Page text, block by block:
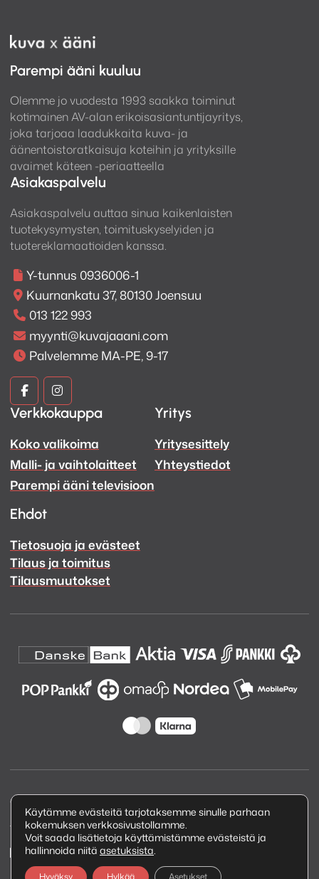
Parempi ääni kuuluu
Olemme jo vuodesta 1993 saakka toiminut
kotimainen AV-alan erikoisasiantuntijayritys,
joka tarjoaa laadukkaita kuva- ja
äänentoistoratkaisuja koteihin ja yrityksille
avaimet käteen -periaatteella
Asiakaspalvelu
Asiakaspalvelu auttaa sinua kaikenlaisten
tuotekysymysten, toimituskyselyiden ja
tuotereklamaatioiden kanssa.
Y-tunnus 0936006-1
Kuurnankatu 37, 80130 Joensuu
013 122 993
myynti@kuvajaaani.com
Palvelemme MA-PE, 9-17
Kuva
ja
Ääni
Facebook
Kuva
ja
Ääni
Instagram
Verkkokauppa
Koko valikoima
Malli- ja vaihtolaitteet
Parempi ääni televisioon
Yritys
Yritysesittely
Yhteystiedot
Ehdot
Tietosuoja ja evästeet
Tilaus ja toimitus
Tilausmuutokset
Copyright © 2026 Kuva ja Ääni Oy
Tietosuojaseloste
Käytämme evästeitä tarjotaksemme sinulle parhaan
kokemuksen verkkosivustollamme.
Voit saada lisätietoja käyttämistämme evästeistä ja
hallinnoida niitä asetuksista.
Hyväksy Hylkää Asetukset